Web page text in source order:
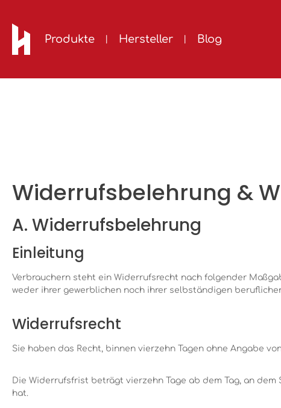
Produkte Hersteller Blog
Widerrufsbelehrung &
A. Widerrufsbelehrung
Einleitung
Verbrauchern steht ein Widerrufsrecht nach folgender
weder ihrer gewerblichen noch ihrer selbständigen
Widerrufsrecht
Sie haben das Recht, binnen vierzehn Tagen ohne Angabe
Die Widerrufsfrist beträgt vierzehn Tage ab dem Tag, an
hat.